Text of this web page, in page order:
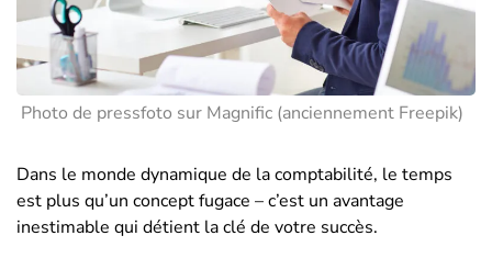
Photo de pressfoto sur Magnific (anciennement Freepik)
Dans le monde dynamique de la comptabilité, le temps
est plus qu’un concept fugace – c’est un avantage
inestimable qui détient la clé de votre succès.